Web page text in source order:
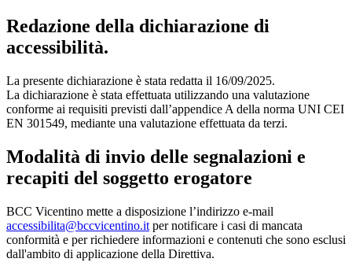
Redazione della dichiarazione di
accessibilità.
La presente dichiarazione è stata redatta il 16/09/2025.
La dichiarazione è stata effettuata utilizzando una valutazione
conforme ai requisiti previsti dall’appendice A della norma UNI CEI
EN 301549, mediante una valutazione effettuata da terzi.
Modalità di invio delle segnalazioni e
recapiti del soggetto erogatore
BCC Vicentino mette a disposizione l’indirizzo e-mail
accessibilita@bccvicentino.it per notificare i casi di mancata
conformità e per richiedere informazioni e contenuti che sono esclusi
dall'ambito di applicazione della Direttiva.